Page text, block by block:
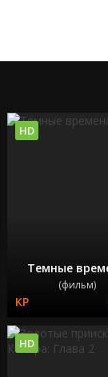
Темные
(фильм)
HD
HD